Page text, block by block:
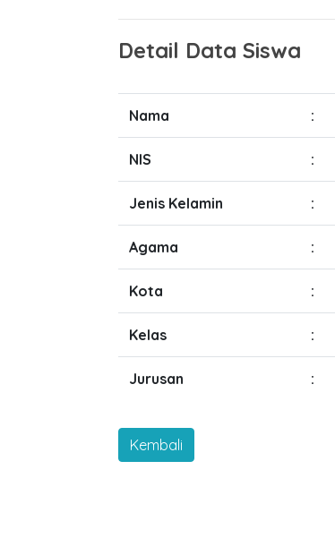
Detail Data Siswa
Nama :
NIS :
Jenis Kelamin :
Agama :
Kota :
Kelas :
Jurusan :